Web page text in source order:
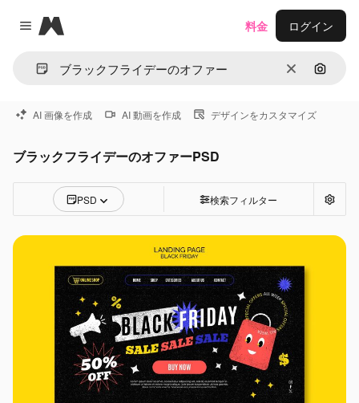
Close menu
Magnific
消去 画像で
料金 ログイン
AI 画像を作成 AI 動画を作成 デザインをカスタマイズ
ブラックフライデーのオファーPSD
PSD 検索フィルター